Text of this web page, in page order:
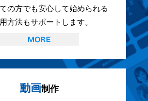
の方でも安心して始められる
方法もサポートします。
動画制作